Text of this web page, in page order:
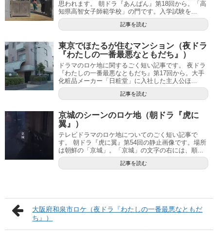
思われます。 朝ドラ『あんぱん』第18回から。「高
知県高智女子師範学校」の門です。入学試験を...
記事を読む
東京でほたるが住むマンション（夜ドラ
『わたしの一番最悪なともだち』）
ドラマのロケ地に関するごく短い記事です。 夜ドラ
『わたしの一番最悪なともだち』第17回から。大手
化粧品メーカー「日粧堂」に入社した主人公ほ...
記事を読む
京城のシーンのロケ地（朝ドラ『虎に
翼』）
テレビドラマのロケ地についてのごく短い記事で
す。 朝ドラ『虎に翼』第54回の静止画像です。場所
は朝鮮の「京城」。「京城」の文字の右には、順...
記事を読む
大阪府和泉市ロケ（夜ドラ『わたしの一番最悪なともだ
ち』）